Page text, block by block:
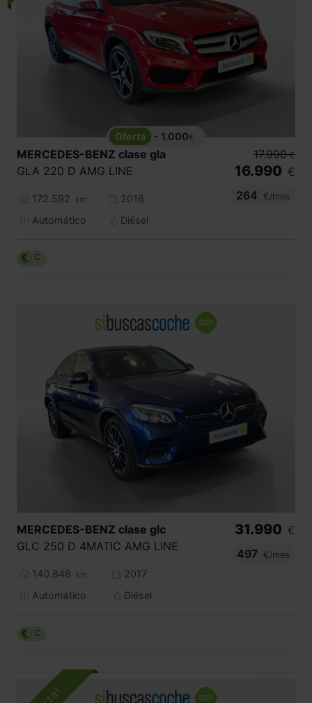
- 1.000€
MERCEDES-BENZ clase gla
GLA 220 D AMG LINE
172.592 km
2016
Automático
Diésel
17.990 €
16.990 €
264
€/mes
C
MERCEDES-BENZ clase glc
GLC 250 D 4MATIC AMG LINE
140.848 km
2017
Automático
Diésel
31.990 €
497
€/mes
C